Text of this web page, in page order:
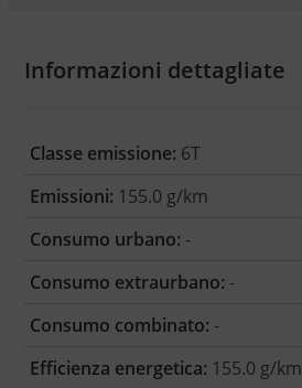
Informazioni dettagliate
Classe emissione: 6T
Emissioni: 155.0 g/km
Consumo urbano: -
Consumo extraurbano: -
Consumo combinato: -
Efficienza energetica: 155.0 g/km